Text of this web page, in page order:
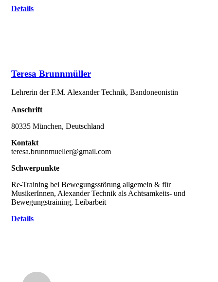
Details
Teresa Brunnmüller
Lehrerin der F.M. Alexander Technik, Bandoneonistin
Anschrift
80335 München, Deutschland
Kontakt
teresa.brunnmueller@gmail.com
Schwerpunkte
Re-Training bei Bewegungsstörung allgemein & für
MusikerInnen, Alexander Technik als Achtsamkeits- und
Bewegungstraining, Leibarbeit
Details